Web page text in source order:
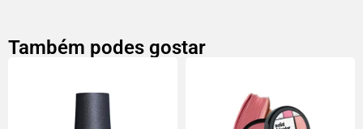
Também podes gostar